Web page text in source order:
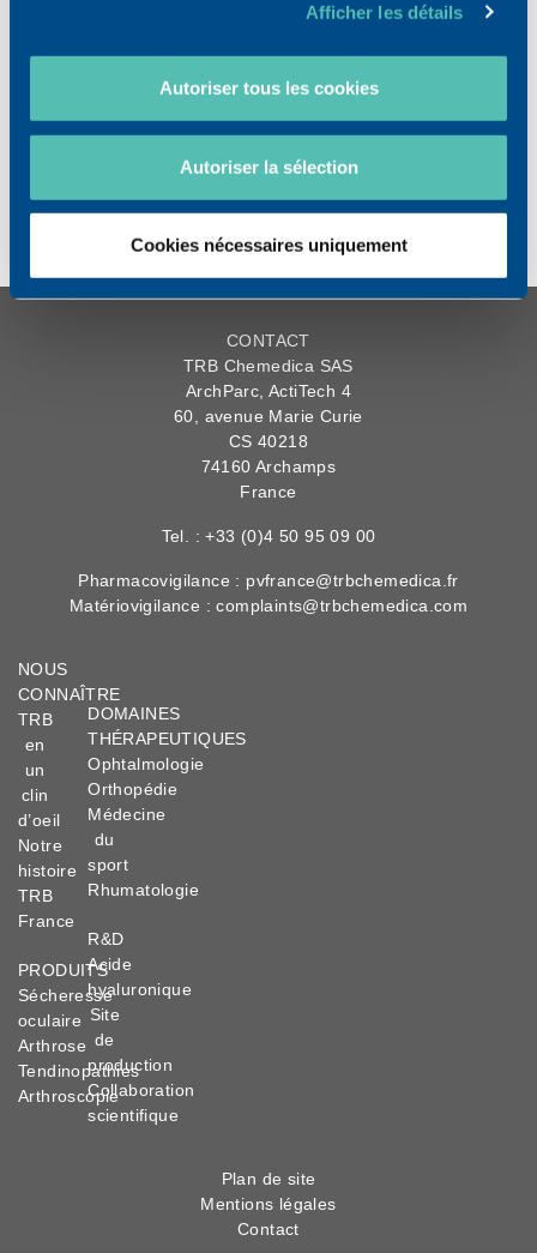
Afficher les détails
Autoriser tous les cookies
Autoriser la sélection
Cookies nécessaires uniquement
Posologie et mode d'administration
Documents à télécharger
CONTACT
TRB Chemedica SAS
ArchParc, ActiTech 4
60, avenue Marie Curie
CS 40218
74160 Archamps
France
Tel. : +33 (0)4 50 95 09 00
Pharmacovigilance : pvfrance@trbchemedica.fr
Matériovigilance :complaints@trbchemedica.com
NOUS
CONNAÎTRE
TRB
en
un
clin
d’oeil
Notre
histoire
TRB
France
PRODUITS
Sécheresse
oculaire
Arthrose
Tendinopathies
Arthroscopie
DOMAINES
THÉRAPEUTIQUES
Ophtalmologie
Orthopédie
Médecine
du
sport
Rhumatologie
R&D
Acide
hyaluronique
Site
de
production
Collaboration
scientifique
Plan de site
Mentions légales
Contact